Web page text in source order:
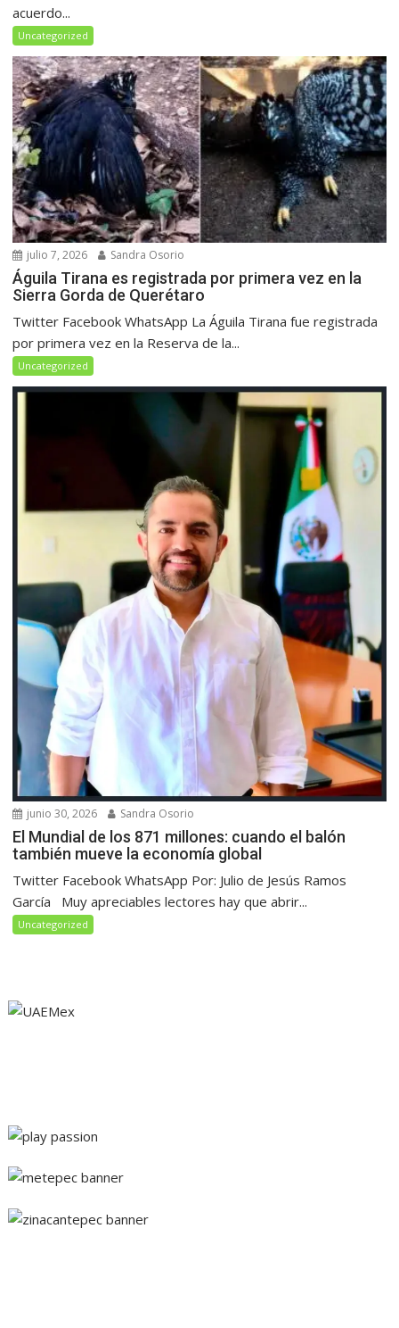
acuerdo...
Uncategorized
julio 7, 2026 Sandra Osorio
Águila Tirana es registrada por primera vez en la
Sierra Gorda de Querétaro
Twitter Facebook WhatsApp La Águila Tirana fue registrada
por primera vez en la Reserva de la...
Uncategorized
junio 30, 2026 Sandra Osorio
El Mundial de los 871 millones: cuando el balón
también mueve la economía global
Twitter Facebook WhatsApp Por: Julio de Jesús Ramos
García Muy apreciables lectores hay que abrir...
Uncategorized